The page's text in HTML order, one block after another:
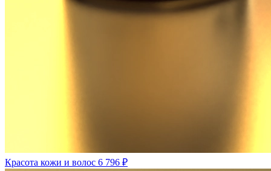
Красота кожи и волос 6 796 ₽